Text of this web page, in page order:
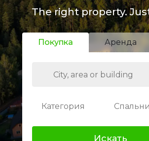
The right property.
Покупка Аренда
Категория
Искать